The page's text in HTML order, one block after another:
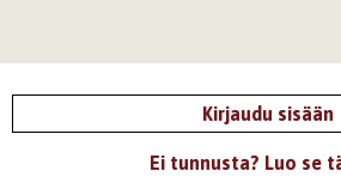
Kirjaudu sisään
Ei tunnusta? Luo se